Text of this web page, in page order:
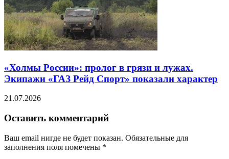
«Холмы России»: пролог в грязи и лужах.
Экипажи «ГАЗ Рейд Спорт» показали характер
21.07.2026
Оставить комментарий
Ваш email нигде не будет показан. Обязательные для
заполнения поля помечены *